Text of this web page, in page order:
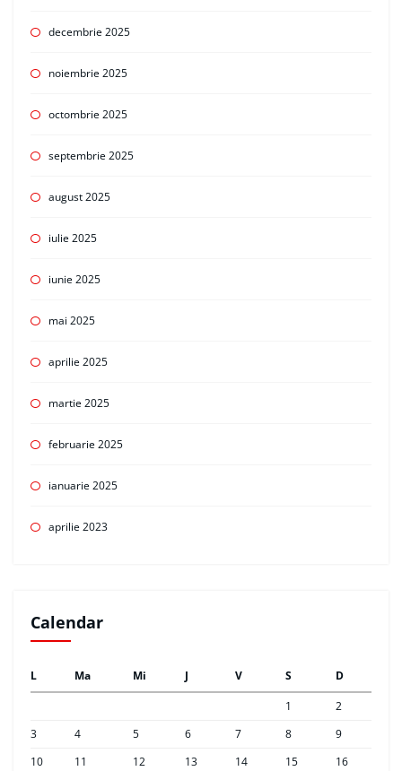
decembrie 2025
noiembrie 2025
octombrie 2025
septembrie 2025
august 2025
iulie 2025
iunie 2025
mai 2025
aprilie 2025
martie 2025
februarie 2025
ianuarie 2025
aprilie 2023
Calendar
L Ma Mi J V S
D
1
2
3
4 5 6 7 8
9
10
11 12 13 14 15
16